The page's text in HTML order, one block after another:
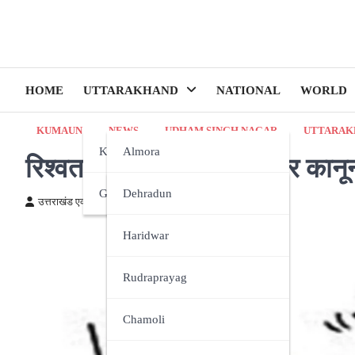
HOME UTTARAKHAND
KumaunAlmora
Bageshwar
Champawat
Nainital
Pithoragarh
GarhwalDehradun
Haridwar
Rudraprayag
Chamoli
NATIONAL WORLD
KUMAUN NEWS UDHAM SINGH NAGAR
रिश्वत लेते रंगे हाथ रजिस्ट्रार
उत्तराखंड एक्स्प्रेस न्यूज़